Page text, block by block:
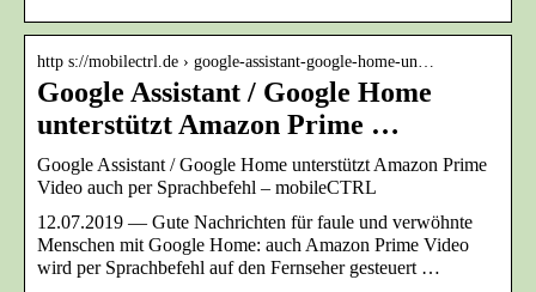
http s://mobilectrl.de › google-assistant-google-home-un…
Google Assistant / Google Home
unterstützt Amazon Prime …
Google Assistant / Google Home unterstützt Amazon Prime
Video auch per Sprachbefehl – mobileCTRL
12.07.2019 — Gute Nachrichten für faule und verwöhnte
Menschen mit Google Home: auch Amazon Prime Video
wird per Sprachbefehl auf den Fernseher gesteuert …